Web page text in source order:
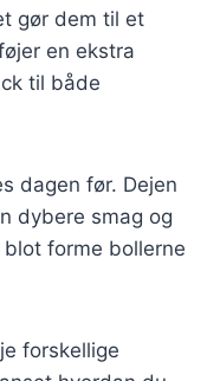
gør dem til et
en ekstra
til både
dagen før. Dejen
dybere smag og
forme bollerne
forskellige